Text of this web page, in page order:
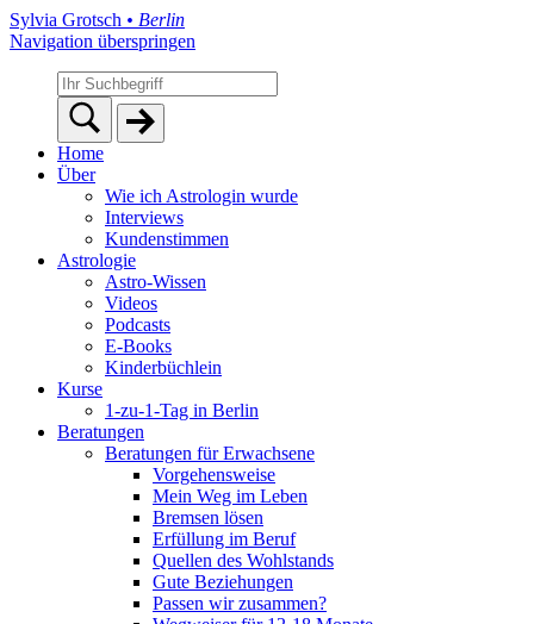
Sylvia Grotsch • Berlin
Navigation überspringen
Home
Über
Wie ich Astrologin wurde
Interviews
Kundenstimmen
Astrologie
Astro-Wissen
Videos
Podcasts
E-Books
Kinderbüchlein
Kurse
1-zu-1-Tag in Berlin
Beratungen
Beratungen für Erwachsene
Vorgehensweise
Mein Weg im Leben
Bremsen lösen
Erfüllung im Beruf
Quellen des Wohlstands
Gute Beziehungen
Passen wir zusammen?